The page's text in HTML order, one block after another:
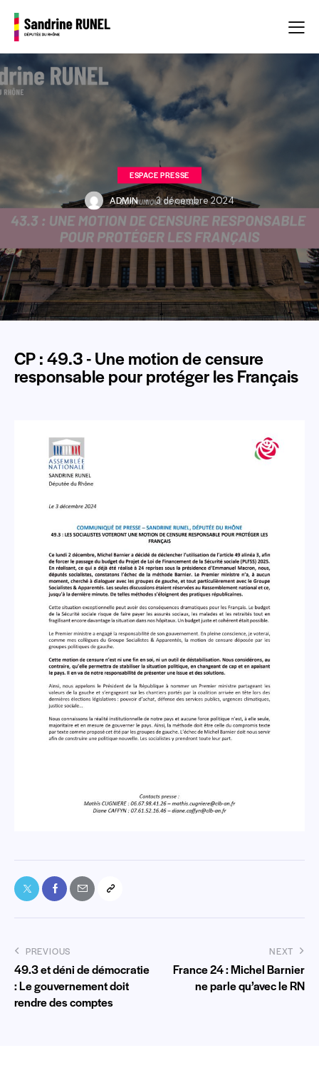
ESPACE PRESSE
ADMIN 3 décembre 2024
CP : 49.3 - Une motion de censure
responsable pour protéger les Français
PREVIOUS
49.3 et déni de démocratie
: Le gouvernement doit
rendre des comptes
NEXT
France 24 : Michel Barnier
ne parle qu’avec le RN